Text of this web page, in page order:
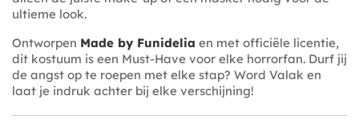
ultieme look.
Ontworpen Made by Funidelia en met officiële licentie,
dit kostuum is een Must-Have voor elke horrorfan. Durf jij
de angst op te roepen met elke stap? Word Valak en
laat je indruk achter bij elke verschijning!